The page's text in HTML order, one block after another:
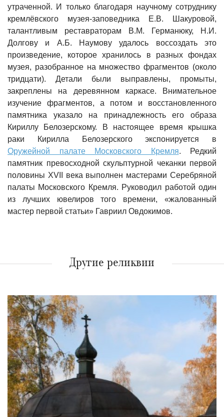
утраченной. И только благодаря научному сотруднику
кремлёвского музея-заповедника Е.В. Шакуровой,
талантливым реставраторам В.М. Германюку, Н.И.
Долгову и А.Б. Наумову удалось воссоздать это
произведение, которое хранилось в разных фондах
музея, разобранное на множество фрагментов (около
тридцати). Детали были выправлены, промыты,
закреплены на деревянном каркасе. Внимательное
изучение фрагментов, а потом и восстановленного
памятника указало на принадлежность его образа
Кириллу Белозерскому. В настоящее время крышка
раки Кирилла Белозерского экспонируется в
Оружейной палате Московского Кремля. Редкий
памятник превосходной скульптурной чеканки первой
половины XVII века выполнен мастерами Серебряной
палаты Московского Кремля. Руководил работой один
из лучших ювелиров того времени, «жалованный
мастер первой статьи» Гавриил Овдокимов.
Другие реликвии